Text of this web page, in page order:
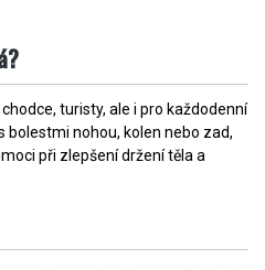
turisty, ale i pro každodenní
bolestmi nohou, kolen nebo zad,
při zlepšení držení těla a